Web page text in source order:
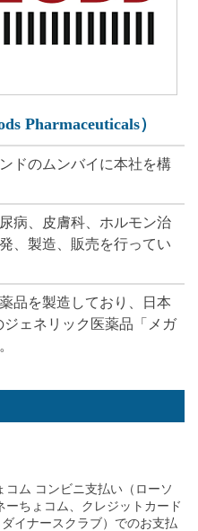
Pharmaceuticals）
ドのムンバイに本社を構
病、皮膚科、ホルモン治
、製造、販売を行ってい
品を製造しており、日本
ェネリック医薬品「メガ
ム コンビニ支払い（ローソ
ーちょコム、クレジットカード
ダイナースクラブ）でのお支払